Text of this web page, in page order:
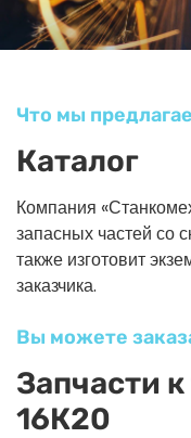
Что мы
Каталог
Компания
запасных частей со
также изготовит
заказчика.
Вы можете
Запчасти
16К20